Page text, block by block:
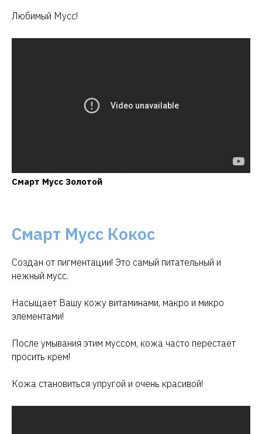
Любимый Мусс!
Смарт Мусс Золотой
Смарт Мусс Кокос
Создан от пигментации! Это самый питательный и
нежный мусс.
Насыщает Вашу кожу витаминами, макро и микро
элементами!
После умывания этим муссом, кожа часто перестает
просить крем!
Кожа становиться упругой и очень красивой!